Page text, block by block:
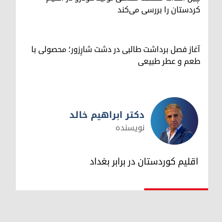
کردستان را بررسی می‌کند
آغاز فصل برداشت طالبی در دشت شارِزور؛ محصولی با
طعم و عطر طبیعی
دکتر ابراهیم خالد
دکتر ابراهیم خالد
نویسنده
اقلیم کوردستان در برابر بغداد